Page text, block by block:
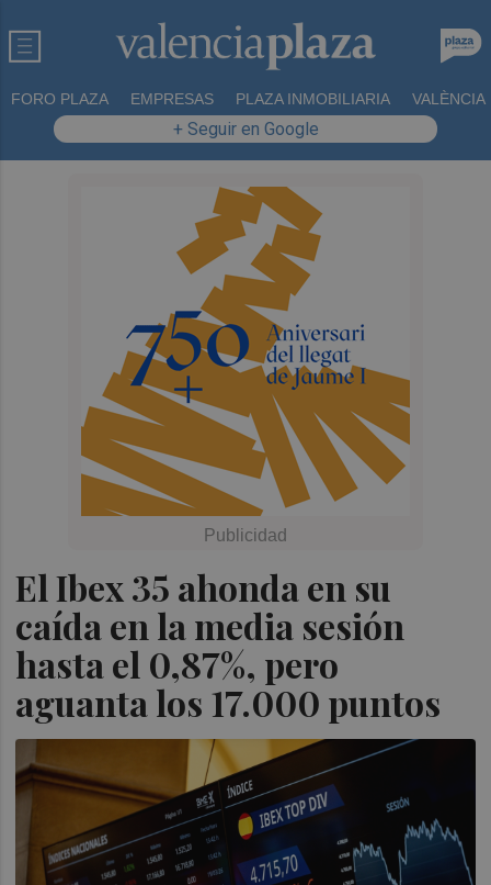
FORO PLAZA EMPRESAS PLAZA INMOBILIARIA VALÈNCIA
+ Seguir en Google
El Ibex 35 ahonda en su
caída en la media sesión
hasta el 0,87%, pero
aguanta los 17.000 puntos